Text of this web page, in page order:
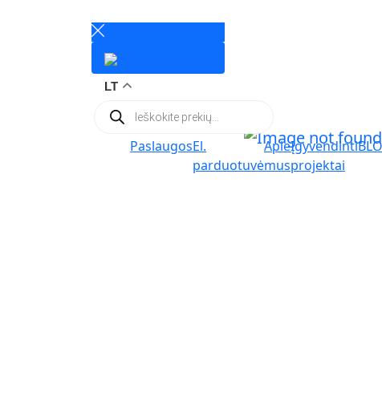
LT
Products
search
PaslaugosEl.
parduotuvė
Apie
mus
Įgyvendinti
projektai